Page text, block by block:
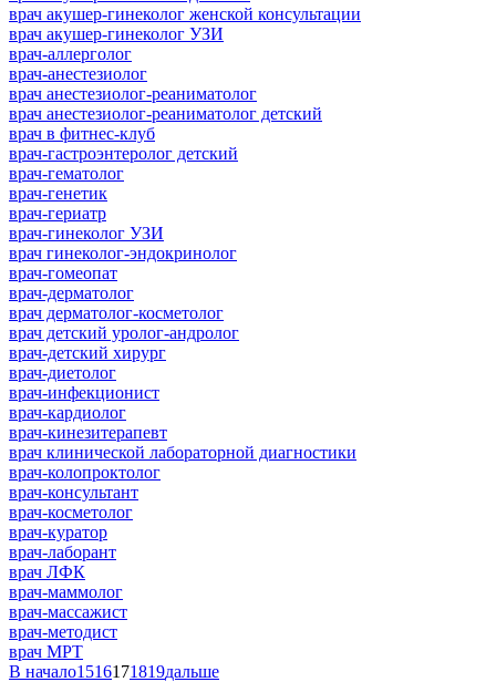
врач акушер-гинеколог женской консультации
врач акушер-гинеколог УЗИ
врач-аллерголог
врач-анестезиолог
врач анестезиолог-реаниматолог
врач анестезиолог-реаниматолог детский
врач в фитнес-клуб
врач-гастроэнтеролог детский
врач-гематолог
врач-генетик
врач-гериатр
врач-гинеколог УЗИ
врач гинеколог-эндокринолог
врач-гомеопат
врач-дерматолог
врач дерматолог-косметолог
врач детский уролог-андролог
врач-детский хирург
врач-диетолог
врач-инфекционист
врач-кардиолог
врач-кинезитерапевт
врач клинической лабораторной диагностики
врач-колопроктолог
врач-консультант
врач-косметолог
врач-куратор
врач-лаборант
врач ЛФК
врач-маммолог
врач-массажист
врач-методист
врач МРТ
В начало1516171819дальше